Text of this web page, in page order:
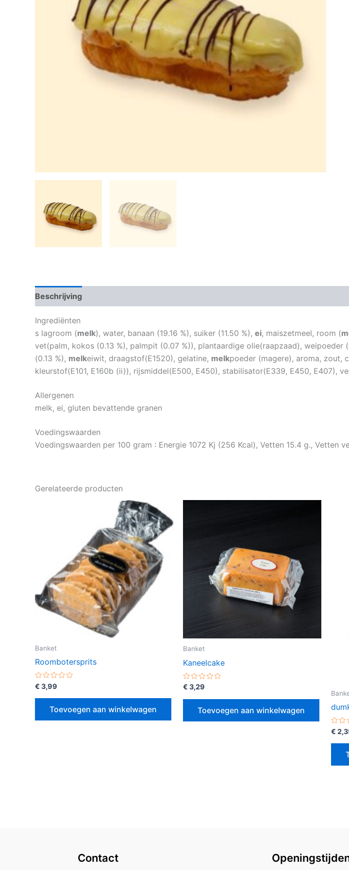
Beschrijving
Ingrediënten
s lagroom (melk), water, banaan (19.16 %), suiker (11.50 %), ei, maiszetmeel, room (
vet(palm, kokos (0.13 %), palmpit (0.07 %)), plantaardige olie(raapzaad), weipoeder (
(0.13 %), melkeiwit, draagstof(E1520), gelatine, melkpoeder (magere), aroma, zout,
kleurstof(E101, E160b (ii)), rijsmiddel(E500, E450), stabilisator(E339, E450, E407),
Allergenen
melk, ei, gluten bevattende granen
Voedingswaarden
Voedingswaarden per 100 gram : Energie 1072 Kj (256 Kcal), Vetten 15.4 g.,
Gerelateerde producten
Banket
Roombotersprits
Gewaardeerd
uit
€ 3,99
Toevoegen aan winkelwagen
Banket
Kaneelcake
Gewaardeerd
uit
€ 3,29
Toevoegen aan winkelwagen
uit
€
Contact